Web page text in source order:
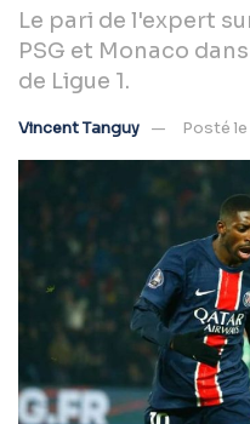
Le pari de l'expert
PSG et Monaco
de Ligue 1.
Vincent Tanguy Posté